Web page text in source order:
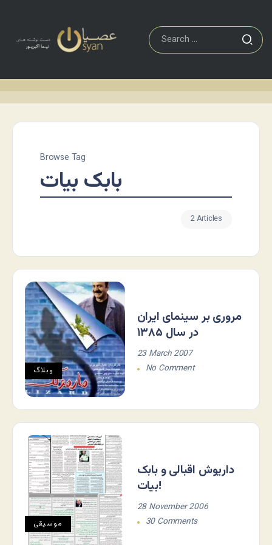
Browse Tag
بابک بیات
2 Articles
وبلاگ
مروری بر سینمای ایران
در سال ۱۳۸۵
23 March 2007
No Comment
موسيقی
داریوش اقبالی و بابک
بیات!
28 November 2006
30 Comments